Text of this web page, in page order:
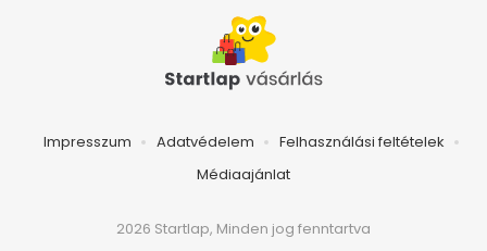
Impresszum Adatvédelem
Felhasználási feltételek
Médiaajánlat
2026 Startlap, Minden jog fenntartva